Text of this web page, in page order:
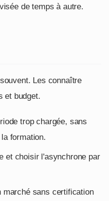
de temps à autre.
Les connaître
et budget.
trop chargée, sans
formation.
et choisir l'asynchrone par
marché sans certification